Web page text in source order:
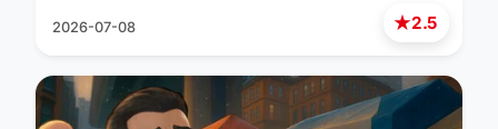
★2.5
2026-07-08